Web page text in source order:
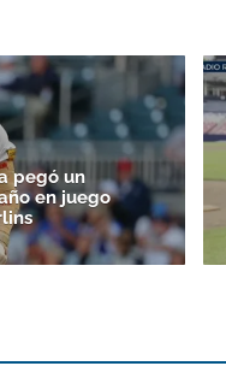
pegó un
en juego